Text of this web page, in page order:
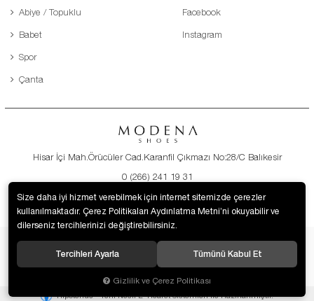
Abiye / Topuklu
Babet
Spor
Çanta
Facebook
Instagram
Hisar İçi Mah.Örücüler Cad.Karanfil Çıkmazı No:28/C Balıkesir
0 (266) 241 19 31
destek@modenaayakkabi.com
© 2019 Modena Ayakkabı. Tüm hakları saklıdır.
Hipotenüs Yeni Nesil E-Ticaret Sistemleri ile Hazırlanmıştır.
Size daha iyi hizmet verebilmek için internet sitemizde çerezler
kullanılmaktadır. Çerez Politikaları Aydınlatma Metni’ni okuyabilir ve
dilerseniz tercihlerinizi değiştirebilirsiniz.
Tercihleri Ayarla Tümünü Kabul Et
Gizlilik ve Çerez Politikası